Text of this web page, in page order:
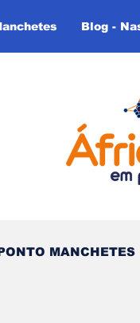
Blog -
MANCHETES
do Tempo (Blog -